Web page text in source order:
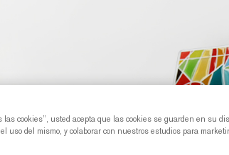
las cookies”, usted acepta que las cookies se guarden en su
uso del mismo, y colaborar con nuestros estudios para